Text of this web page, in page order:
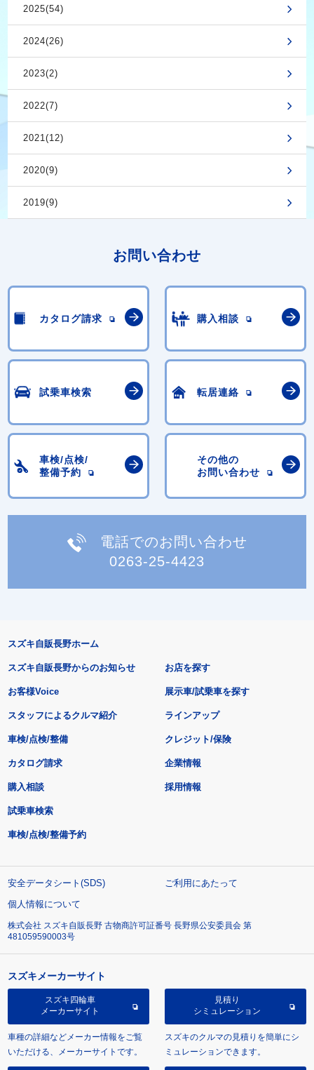
2025(54)
2024(26)
2023(2)
2022(7)
2021(12)
2020(9)
2019(9)
お問い合わせ
カタログ請求 購入相談
試乗車検索 転居連絡
車検/点検/
整備予約
その他の
お問い合わせ
電話でのお問い合わせ
0263-25-4423
スズキ自販長野ホーム
スズキ自販長野からのお知らせ
お客様Voice
スタッフによるクルマ紹介
お店を探す
展示車/試乗車を探す
ラインアップ
車検/点検/整備 クレジット/保険
カタログ請求
購入相談
試乗車検索
車検/点検/整備予約
企業情報
採用情報
安全データシート(SDS)
ご利用にあたって
個人情報について
株式会社 スズキ自販長野 古物商許可証番号 長野県公安委員会 第
481059590003号
スズキメーカーサイト
スズキ四輪車
メーカーサイト
車種の詳細などメーカー情報をご覧
いただける、メーカーサイトです。
見積り
シミュレーション
スズキのクルマの見積りを簡単にシ
ミュレーションできます。